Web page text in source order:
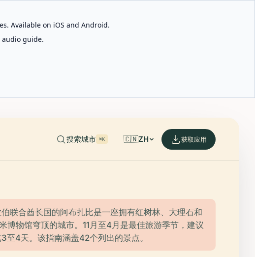
Available on iOS and Android.
guide.
搜索城市 ⌘K 🇨🇳ZH 获取应用
伯联合酋长国的阿布扎比是一座拥有红树林、大理石和
博物馆穹顶的城市。11月至4月是最佳旅游季节，建议
至4天。该指南涵盖42个列出的景点。